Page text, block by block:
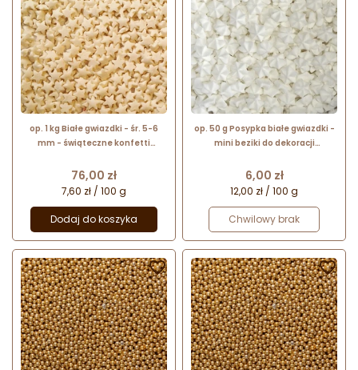
op. 1 kg Białe gwiazdki - śr. 5-6
mm - świąteczne konfetti
Cena
76,00 zł
7,60 zł / 100 g
Dodaj do koszyka
op. 50 g Posypka białe gwiazdki -
mini beziki do dekoracji
Cena
6,00 zł
12,00 zł / 100 g
Chwilowy brak
 